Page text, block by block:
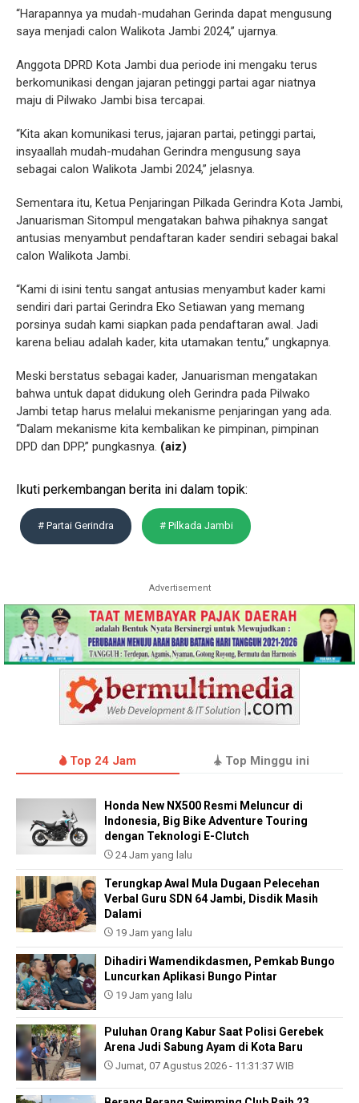
“Harapannya ya mudah-mudahan Gerinda dapat mengusung
saya menjadi calon Walikota Jambi 2024,” ujarnya.
Anggota DPRD Kota Jambi dua periode ini mengaku terus
berkomunikasi dengan jajaran petinggi partai agar niatnya
maju di Pilwako Jambi bisa tercapai.
“Kita akan komunikasi terus, jajaran partai, petinggi partai,
insyaallah mudah-mudahan Gerindra mengusung saya
sebagai calon Walikota Jambi 2024,” jelasnya.
Sementara itu, Ketua Penjaringan Pilkada Gerindra Kota Jambi,
Januarisman Sitompul mengatakan bahwa pihaknya sangat
antusias menyambut pendaftaran kader sendiri sebagai bakal
calon Walikota Jambi.
“Kami di isini tentu sangat antusias menyambut kader kami
sendiri dari partai Gerindra Eko Setiawan yang memang
porsinya sudah kami siapkan pada pendaftaran awal. Jadi
karena beliau adalah kader, kita utamakan tentu,” ungkapnya.
Meski berstatus sebagai kader, Januarisman mengatakan
bahwa untuk dapat didukung oleh Gerindra pada Pilwako
Jambi tetap harus melalui mekanisme penjaringan yang ada.
“Dalam mekanisme kita kembalikan ke pimpinan, pimpinan
DPD dan DPP,” pungkasnya. (aiz)
Ikuti perkembangan berita ini dalam topik:
# Partai Gerindra # Pilkada Jambi
Advertisement
Top 24 Jam Top Minggu ini
Honda New NX500 Resmi Meluncur di
Indonesia, Big Bike Adventure Touring
dengan Teknologi E-Clutch
24 Jam yang lalu
Terungkap Awal Mula Dugaan Pelecehan
Verbal Guru SDN 64 Jambi, Disdik Masih
Dalami
19 Jam yang lalu
Dihadiri Wamendikdasmen, Pemkab Bungo
Luncurkan Aplikasi Bungo Pintar
19 Jam yang lalu
Puluhan Orang Kabur Saat Polisi Gerebek
Arena Judi Sabung Ayam di Kota Baru
Jumat, 07 Agustus 2026 - 11:31:37 WIB